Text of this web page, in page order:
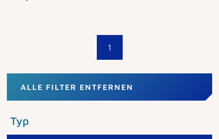
1
ALLE FILTER ENTFERNEN
Typ